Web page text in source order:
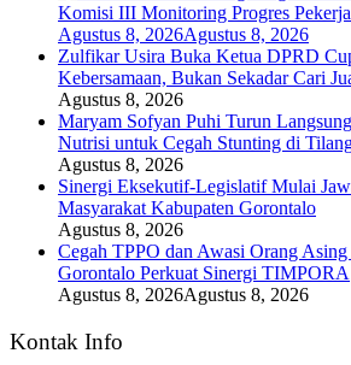
Komisi III Monitoring Progres
Agustus 8, 2026Agustus 8, 2026
Zulfikar Usira Buka Ketua DPRD
Kebersamaan, Bukan Sekadar Cari
Agustus 8, 2026
Maryam Sofyan Puhi Turun
Nutrisi untuk Cegah Stunting di
Agustus 8, 2026
Sinergi Eksekutif-Legislatif Mulai
Masyarakat Kabupaten Gorontalo
Agustus 8, 2026
Cegah TPPO dan Awasi Orang
Gorontalo Perkuat Sinergi TIMPORA
Agustus 8, 2026Agustus 8, 2026
Kontak Info